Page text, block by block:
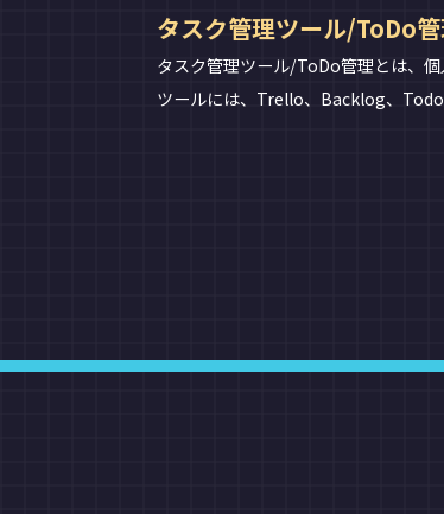
タスク管理ツール/ToDo管
タスク管理ツール/ToDo管理とは、
ツールには、Trello、Backlog、